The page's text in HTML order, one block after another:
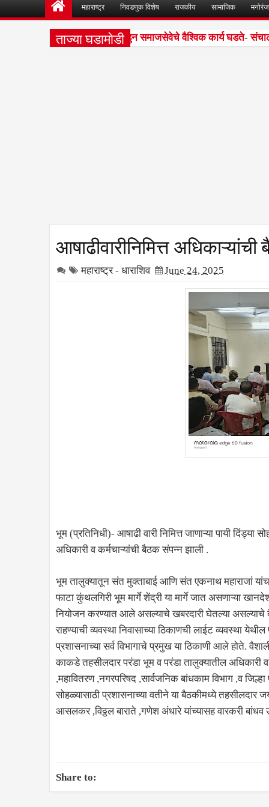
महाराष्ट्र निवडणुक विशेष राजकीय सामाजिक
ताज्या घडामोडी
सेवा योजनेच्या स्वयंसेवकांकडुन समाजसेवेचे वैश्विक कार्य घडते- संचालक
आषाढीवारीनिमित्त
महाराष्ट्र - धाराशिव June 24, 2025
भूम (प्रतिनिधी)- आषाढी वारी निमित्त जाणाऱ्या पायी दिंड्या
अधिकारी व कर्मचाऱ्यांची बैठक संपन्न झाली .
भूम तालुक्यातून संत मुक्ताबाई आणि संत एकनाथ महाराजां
फाटा कुंथलगिरी भूम मार्गे शेंद्री या मार्गे जात असणाऱ्या खानदेश
नियोजन करण्यात आले असल्याचे खबरदारी घेतल्या असल्याचे
राहण्याची व्यवस्था निवासाच्या ठिकाणची लाईट व्यवस्था
प्रशासनाच्या सर्व विभागाचे प्रमुख या ठिकाणी आले होते.
काकडे तहसीलदार परंडा भूम व परंडा तालुक्यातील अधिकारी
,महावितरण ,नगरपरिषद ,सार्वजनिक बांधकाम विभाग ,व
सोहळ्यासाठी प्रशासनाच्या वतीने या बैठकीमध्ये तहसीलदार
आसलकर ,विठ्ठल बाराते ,गणेश अंधारे यांच्यासह वारकरी बांधव
Share to: